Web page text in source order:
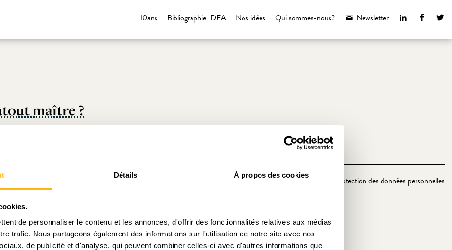
Détails À propos des cookies
de personnaliser le contenu et les annonces, d'offrir des fonctionnalités relatives aux médias
trafic. Nous partageons également des informations sur l'utilisation de notre site avec nos
de publicité et d'analyse, qui peuvent combiner celles-ci avec d'autres informations que
LinkedIn
Newsletter
Qui sommes-nous?
Nos idées
Bibliographie IDEA
10ans
maître ?
Politique de protection des données personnelles